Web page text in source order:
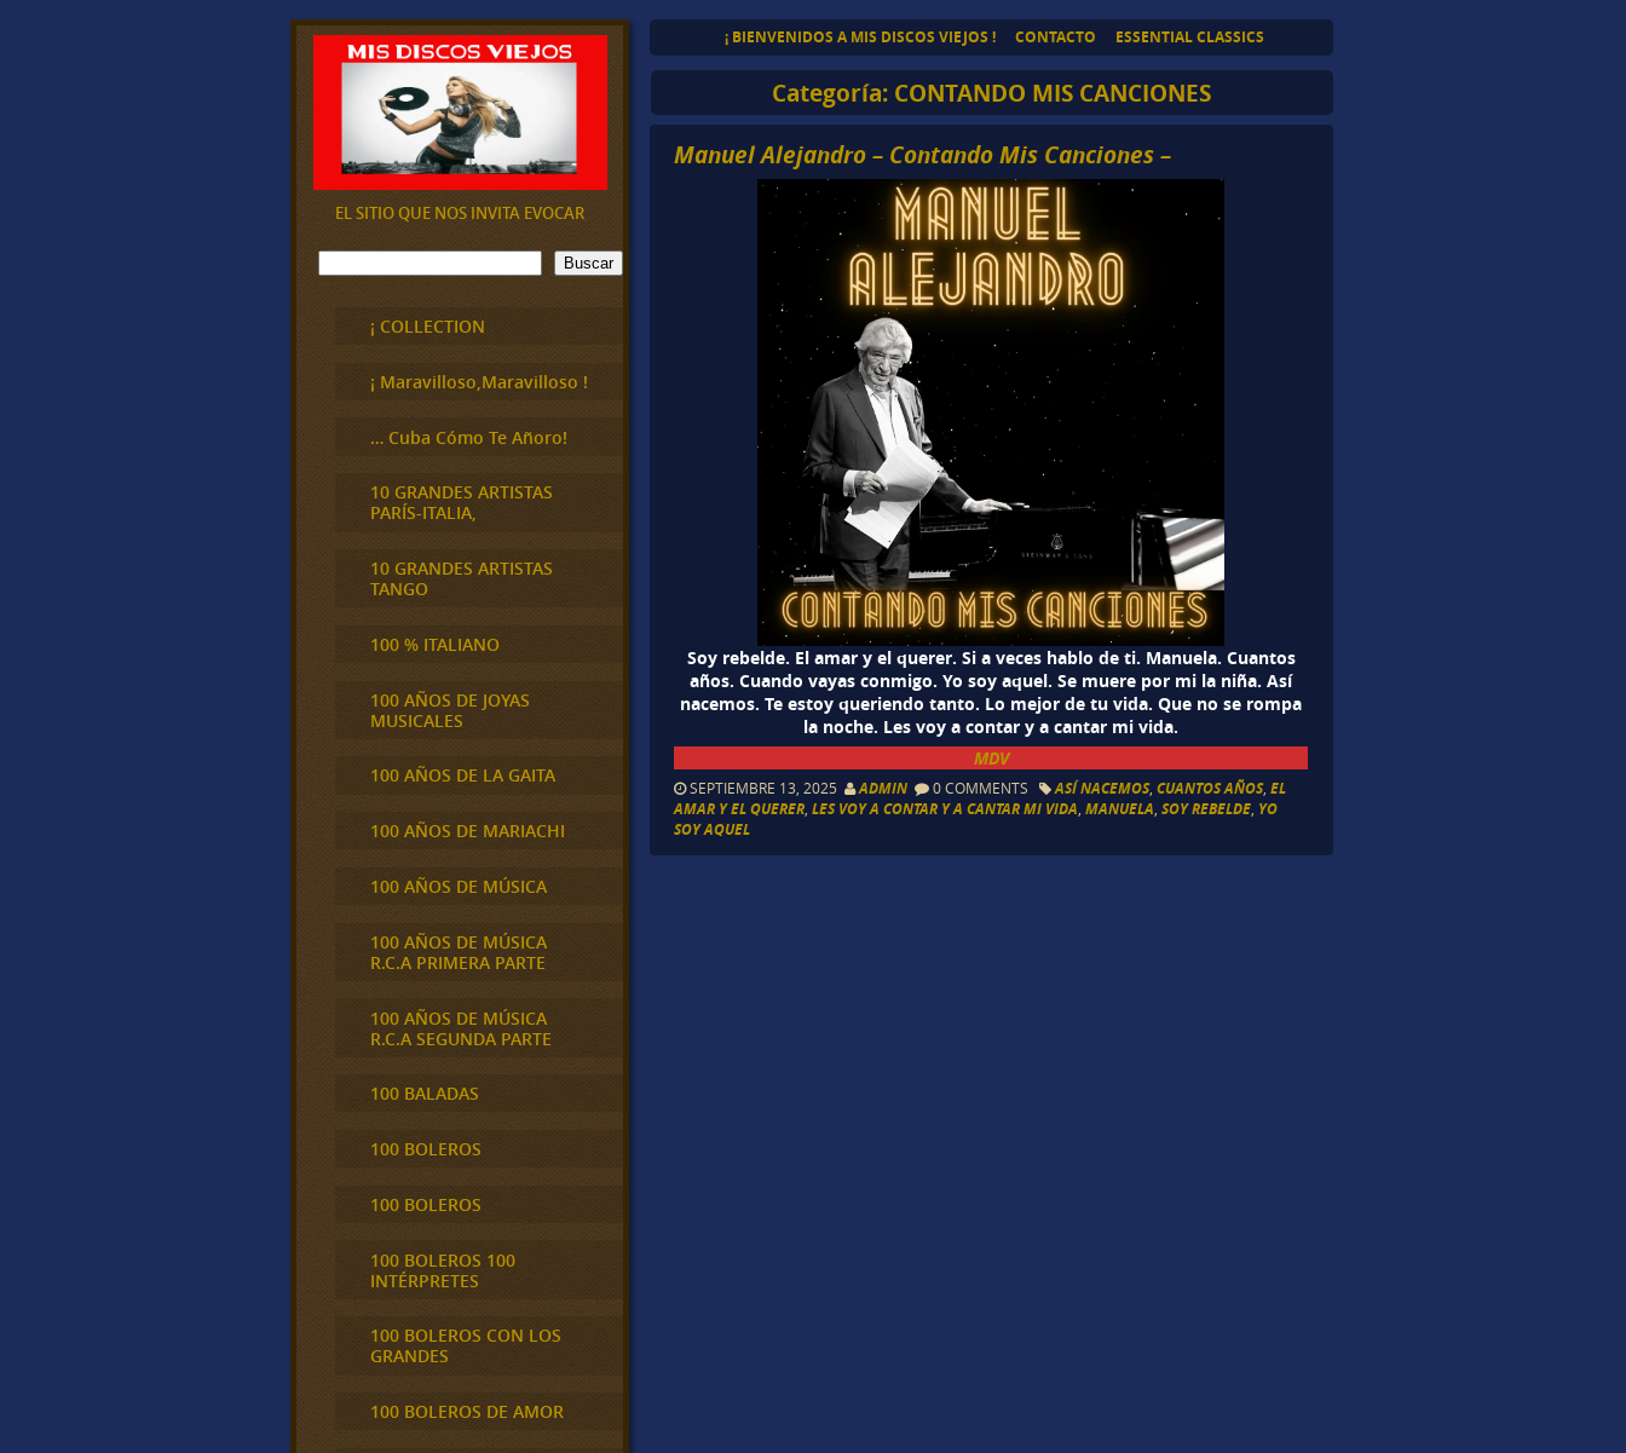
¡ BIENVENIDOS A MIS DISCOS VIEJOS ! CONTACTO ESSENTIAL CLASSICS
Categoría: CONTANDO MIS CANCIONES
Manuel Alejandro – Contando Mis Canciones –
Soy rebelde. El amar y el querer. Si a veces hablo de ti. Manuela. Cuantos
años. Cuando vayas conmigo. Yo soy aquel. Se muere por mi la niña. Así
nacemos. Te estoy queriendo tanto. Lo mejor de tu vida. Que no se rompa
la noche. Les voy a contar y a cantar mi vida.
MDV
SEPTIEMBRE 13, 2025 ADMIN 0 COMMENTS ASÍ NACEMOS,CUANTOS AÑOS,EL
AMAR Y EL QUERER ,LES VOY A CONTAR Y A CANTAR MI VIDA ,MANUELA ,SOY REBELDE YO
SOY AQUEL
EL SITIO QUE NOS INVITA EVOCAR
B
u
Buscar
¡ COLLECTION
¡ Maravilloso,Maravilloso !
… Cuba Cómo Te Añoro!
10 GRANDES ARTISTAS
PARÍS-ITALIA,
10 GRANDES ARTISTAS
TANGO
100 % ITALIANO
100 AÑOS DE JOYAS
MUSICALES
100 AÑOS DE LA GAITA
100 AÑOS DE MARIACHI
100 AÑOS DE MÚSICA
100 AÑOS DE MÚSICA
R.C.A PRIMERA PARTE
100 AÑOS DE MÚSICA
R.C.A SEGUNDA PARTE
100 BALADAS
100 BOLEROS
100 BOLEROS
100 BOLEROS 100
INTÉRPRETES
100 BOLEROS CON LOS
GRANDES
100 BOLEROS DE AMOR